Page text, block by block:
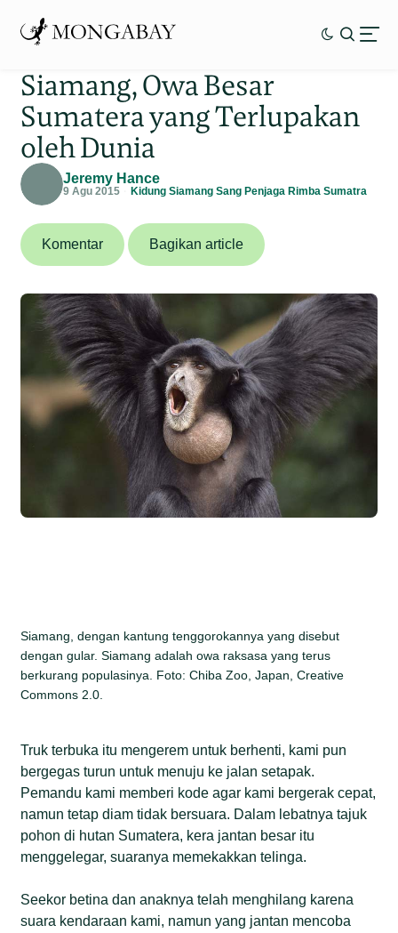
Siamang, Owa Besar
Sumatera yang Terlupakan
oleh Dunia
Jeremy Hance
9 Agu 2015 Kidung Siamang Sang Penjaga Rimba Sumatra
Komentar Bagikan article
Siamang, dengan kantung tenggorokannya yang disebut
dengan gular. Siamang adalah owa raksasa yang terus
berkurang populasinya. Foto: Chiba Zoo, Japan, Creative
Commons 2.0.
Truk terbuka itu mengerem untuk berhenti, kami pun
bergegas turun untuk menuju ke jalan setapak.
Pemandu kami memberi kode agar kami bergerak cepat,
namun tetap diam tidak bersuara. Dalam lebatnya tajuk
pohon di hutan Sumatera, kera jantan besar itu
menggelegar, suaranya memekakkan telinga.
Seekor betina dan anaknya telah menghilang karena
suara kendaraan kami, namun yang jantan mencoba